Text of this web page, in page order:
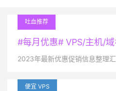
吐血推荐
#每月优惠# VPS/主机/域
2023年最新优惠促销信息整理
便宜 VPS